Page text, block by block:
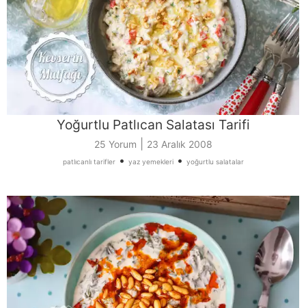
Yoğurtlu Patlıcan Salatası Tarifi
25 Yorum 23 Aralık 2008
patlıcanlı tarifler• yaz yemekleri• yoğurtlu salatalar